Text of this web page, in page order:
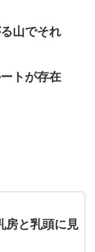
山でそれ
トが存在
房と乳頭に見